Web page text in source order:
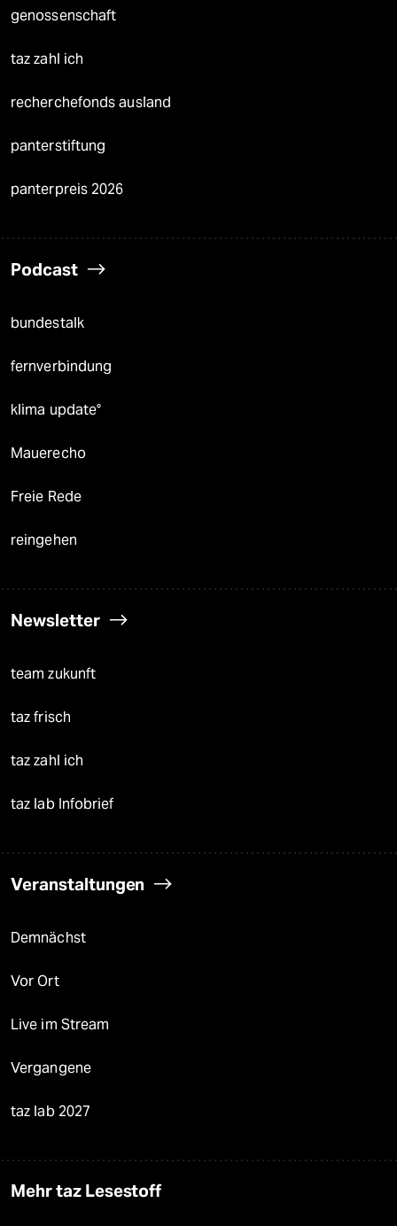
genossenschaft
taz zahl ich
recherchefonds ausland
panterstiftung
panterpreis 2026
Podcast
bundestalk
fernverbindung
klima update°
Mauerecho
Freie Rede
reingehen
Newsletter
team zukunft
taz frisch
taz zahl ich
taz lab Infobrief
Veranstaltungen
Demnächst
Vor Ort
Live im Stream
Vergangene
taz lab 2027
Mehr taz Lesestoff